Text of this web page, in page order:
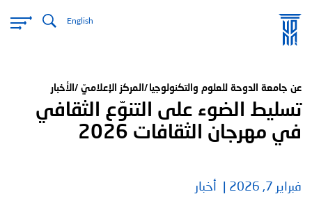
English
عن جامعة الدوحة للعلوم والتكنولوجيا المركز الإعلاميّ الأخبار
تسليط الضوء على التنوّع الثقافي
في مهرجان الثقافات 2026
فبراير 7, 2026 أخبار